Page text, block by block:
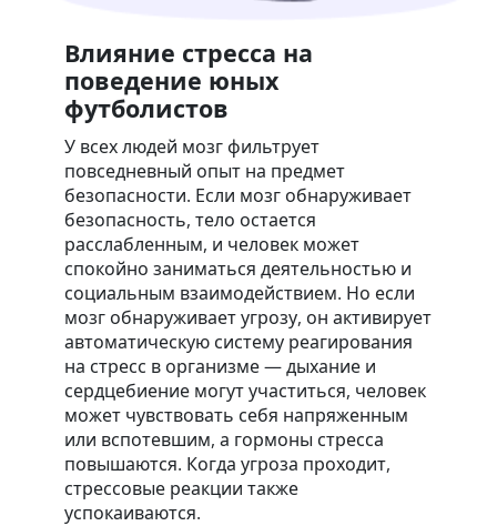
Влияние стресса на
поведение юных
футболистов
У всех людей мозг фильтрует
повседневный опыт на предмет
безопасности. Если мозг обнаруживает
безопасность, тело остается
расслабленным, и человек может
спокойно заниматься деятельностью и
социальным взаимодействием. Но если
мозг обнаруживает угрозу, он активирует
автоматическую систему реагирования
на стресс в организме — дыхание и
сердцебиение могут участиться, человек
может чувствовать себя напряженным
или вспотевшим, а гормоны стресса
повышаются. Когда угроза проходит,
стрессовые реакции также
успокаиваются.